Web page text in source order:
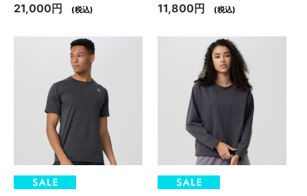
21,000円 (税込) 11,800円 (税込)